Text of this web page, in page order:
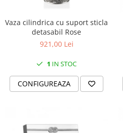
Vaza cilindrica cu suport sticla
detasabil Rose
921,00 Lei
1 IN STOC
CONFIGUREAZA